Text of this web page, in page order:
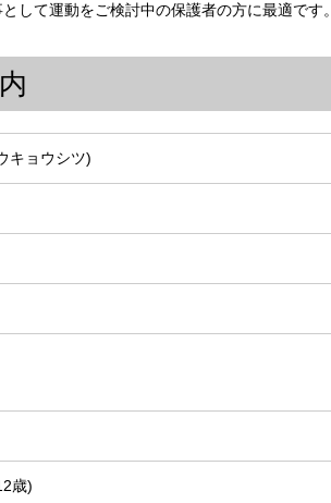
して運動をご検討中の保護者の方に最適です。
キョウシツ)
歳)